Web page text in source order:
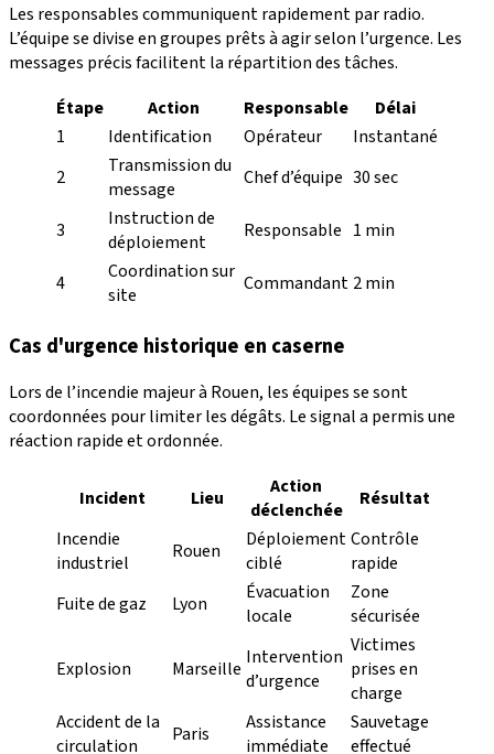
Les responsables communiquent rapidement par radio.
L’équipe se divise en groupes prêts à agir selon l’urgence. Les
messages précis facilitent la répartition des tâches.
Étape
Action Responsable
Délai
1
Identification Opérateur
Instantané
2
Transmission du
message
Chef d’équipe 30 sec
3
Instruction de
déploiement
Responsable 1 min
4
Coordination sur
site
Commandant 2 min
Cas d'urgence historique en caserne
Lors de l’incendie majeur à Rouen, les équipes se sont
coordonnées pour limiter les dégâts. Le signal a permis une
réaction rapide et ordonnée.
Incident Lieu
Action
déclenchée
Résultat
Incendie
industriel
Rouen
Déploiement
ciblé
Contrôle
rapide
Fuite de gaz
Lyon
Évacuation
locale
Zone
sécurisée
Explosion Marseille Intervention
d’urgence
Victimes
prises en
charge
Accident de la
circulation
Paris
Assistance
immédiate
Sauvetage
effectué